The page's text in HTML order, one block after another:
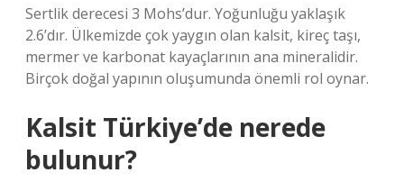
Sertlik derecesi 3 Mohs’dur. Yoğunluğu yaklaşık
2.6’dır. Ülkemizde çok yaygın olan kalsit, kireç taşı,
mermer ve karbonat kayaçlarının ana mineralidir.
Birçok doğal yapının oluşumunda önemli rol oynar.
Kalsit Türkiye’de nerede
bulunur?